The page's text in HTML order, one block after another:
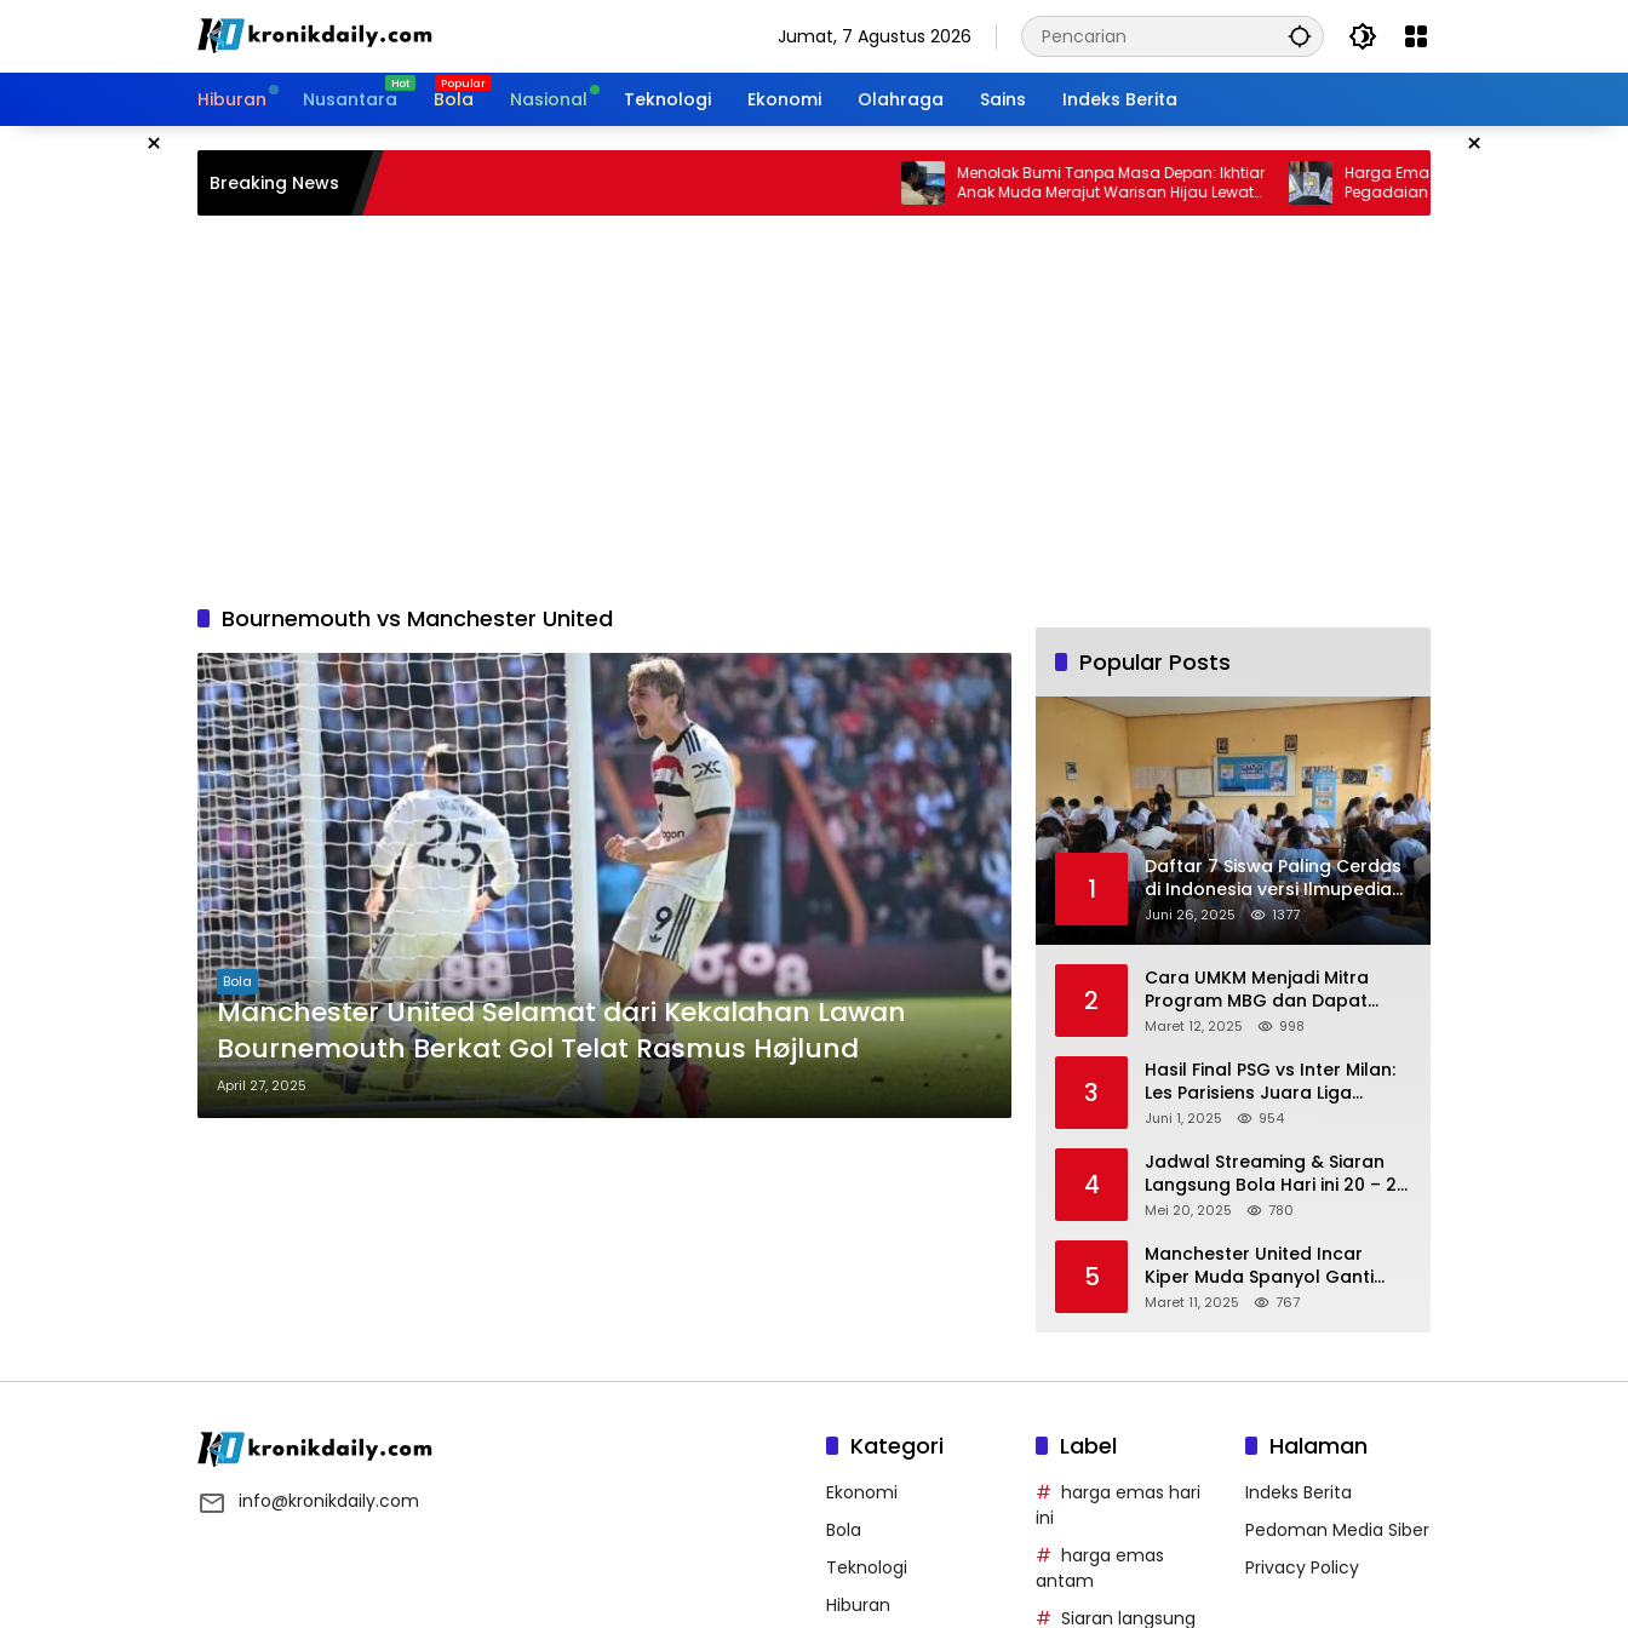
Jumat, 7 Agustus 2026
Hiburan Nusantara Bola Nasional Teknologi Ekonomi Olahraga Sains Indeks Berita
× ×
Breaking News
Menolak Bumi Tanpa Masa Depan: Ikhtiar
Anak Muda Merajut Warisan Hijau Lewat
Portal Waktu
Harga Emas 10 Februari 2026: Antam dan
Pegadaian Kembali Melonjak
Bournemouth vs Manchester United
Bola
Manchester United Selamat dari Kekalahan Lawan
Bournemouth Berkat Gol Telat Rasmus Højlund
April 27, 2025
Popular Posts
1
Daftar 7 Siswa Paling Cerdas
di Indonesia versi Ilmupedia
Tryout UTBK 2025
Juni 26, 2025 1377
2
Cara UMKM Menjadi Mitra
Program MBG dan Dapat
Modal Hingga Rp500 Juta
Maret 12, 2025 998
3
Hasil Final PSG vs Inter Milan:
Les Parisiens Juara Liga
Champions 2025 usai Bantai il
Juni 1, 2025 954
4
Jadwal Streaming & Siaran
Langsung Bola Hari ini 20 – 21
Mei 2025: Manchester City vs
Mei 20, 2025 780
5
Manchester United Incar
Kiper Muda Spanyol Ganti
Andre Onana
Maret 11, 2025 767
info@kronikdaily.com
Kategori
Ekonomi
Bola
Teknologi
Hiburan
Label
harga emas hari
ini
harga emas
antam
Siaran langsung
Halaman
Indeks Berita
Pedoman Media Siber
Privacy Policy